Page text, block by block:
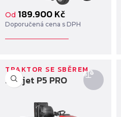
Od 189.900Kč
Doporučená cena s DPH
Starjet P5 PRO
TRAKTOR SE SBĚREM